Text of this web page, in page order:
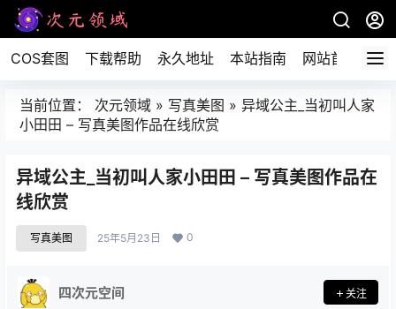
COS套图 下载帮助 永久地址 本站指南 网站首页
当前位置： 次元领域 » 写真美图 » 异域公主_当初叫人家
小田田 – 写真美图作品在线欣赏
异域公主_当初叫人家小田田 – 写真美图作品在
线欣赏
写真美图 25年5月23日 0
四次元空间 关注